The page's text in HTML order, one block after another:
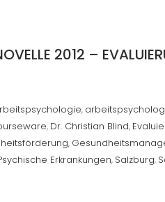
2012 –
,
, Dr. Christian Blind,
,
Erkrankungen, Salzburg,